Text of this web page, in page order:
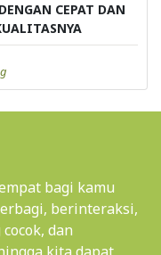
CEPAT DAN
bagi kamu
berinteraksi,
dan